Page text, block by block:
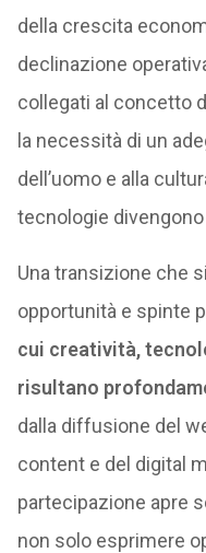
della crescita
declinazione
collegati al concetto
la necessità di un
dell’uomo e alla
tecnologie
Una transizione che
opportunità e spinte
cui creatività,
risultano
dalla diffusione del
content e del digital
partecipazione apre
non solo esprimere